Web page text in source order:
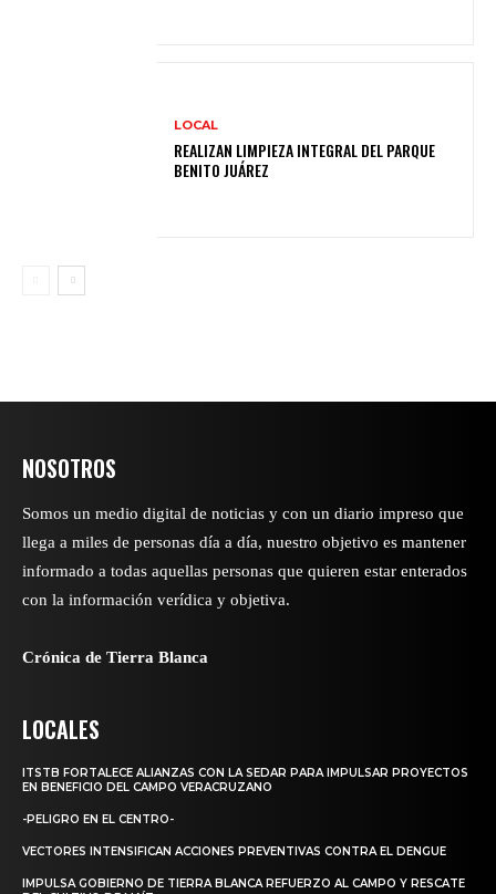
LOCAL
REALIZAN LIMPIEZA INTEGRAL DEL PARQUE
BENITO JUÁREZ
NOSOTROS
Somos un medio digital de noticias y con un diario impreso que
llega a miles de personas día a día, nuestro objetivo es mantener
informado a todas aquellas personas que quieren estar enterados
con la información verídica y objetiva.
Crónica de Tierra Blanca
LOCALES
ITSTB FORTALECE ALIANZAS CON LA SEDAR PARA IMPULSAR PROYECTOS
EN BENEFICIO DEL CAMPO VERACRUZANO
-PELIGRO EN EL CENTRO-
VECTORES INTENSIFICAN ACCIONES PREVENTIVAS CONTRA EL DENGUE
IMPULSA GOBIERNO DE TIERRA BLANCA REFUERZO AL CAMPO Y RESCATE